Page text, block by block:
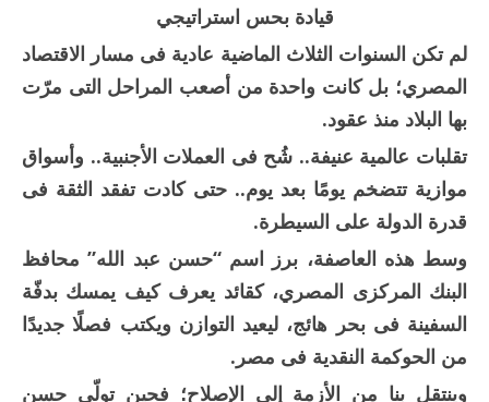
قيادة بحس استراتيجي
لم تكن السنوات الثلاث الماضية عادية فى مسار الاقتصاد
المصري؛ بل كانت واحدة من أصعب المراحل التى مرّت
بها البلاد منذ عقود.
تقلبات عالمية عنيفة.. شُح فى العملات الأجنبية.. وأسواق
موازية تتضخم يومًا بعد يوم.. حتى كادت تفقد الثقة فى
قدرة الدولة على السيطرة.
وسط هذه العاصفة، برز اسم “حسن عبد الله” محافظ
البنك المركزى المصري، كقائد يعرف كيف يمسك بدفّة
السفينة فى بحر هائج، ليعيد التوازن ويكتب فصلًا جديدًا
من الحوكمة النقدية فى مصر.
وينتقل بنا من الأزمة إلى الإصلاح؛ فحين تولّى حسن